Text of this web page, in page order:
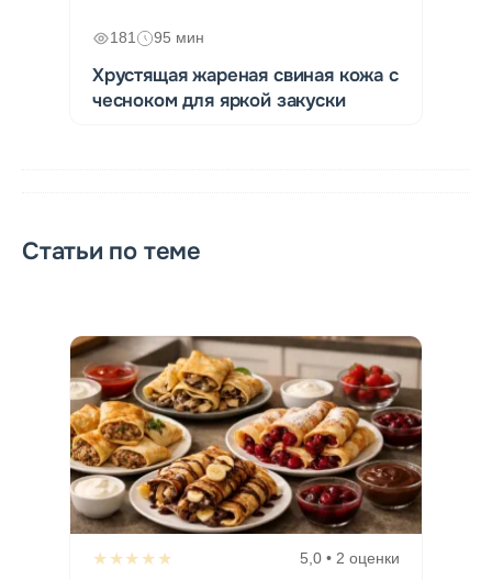
181 95 мин
Хрустящая жареная свиная кожа с
чесноком для яркой закуски
Статьи по теме
★★★★★ 5,0 • 2 оценки